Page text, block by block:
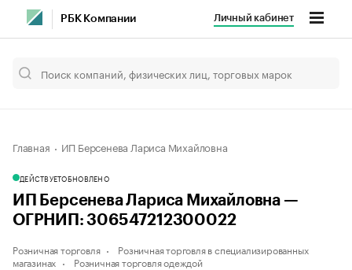
РБК Компании Личный кабинет
Главная ИП Берсенева Лариса Михайловна
ДЕЙСТВУЕТОБНОВЛЕНО
ИП Берсенева Лариса Михайловна —
ОГРНИП: 306547212300022
Розничная торговля
Розничная торговля в специализированных
магазинах
Розничная торговля одеждой